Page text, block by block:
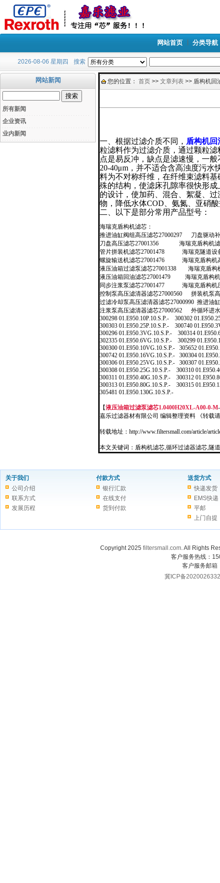
网站首页 分类导航
2026-08-06 星期四 搜索
网站新闻
所有新闻
企业资讯
业内新闻
您的位置： 首页 >> 文章列表 >> 盾构机回
一、根据过滤介质不同， 盾构机回
粒滤料作为过滤介质，通过颗粒
点是易反冲，缺点是滤速慢，一般
20-40μm ，并不适合含高浊度污
料为不对称纤维，在纤维束滤料
殊的结构，使滤床孔隙率很快形
的设计，使加药、混合、絮凝、
物，降低水体COD 、氨氮、亚硝
二、以下是部分常用产品型号：
海瑞克盾构机滤芯：
推进油缸阀组高压滤芯27000297
刀盘驱动
刀盘高压滤芯27001356
海瑞克盾构机
管片拼装机滤芯27001478
海瑞克隧道设
螺旋输送机滤芯27001476
海瑞克盾构机
液压油箱过滤泵滤芯27001338
海瑞克盾构
液压油箱回油滤芯27001479
海瑞克盾构
同步注浆泵滤芯27001477
海瑞克盾构机
控制泵高压滤清器滤芯27000560
拼装机泵
过滤冷却泵高压滤清器滤芯27000990 推进油
注浆泵高压滤清器滤芯27000562
外循环进
300298 01.E950.10P.10.S.P.-
300302
300303 01.E950.25P.10.S.P.-
300740
300296 01.E950.3VG.10.S.P.-
300314
302335 01.E950.6VG.10.S.P.-
300299
300300 01.E950.10VG.10.S.P.-
305652
300742 01.E950.16VG.10.S.P.-
300304
300306 01.E950.25VG.10.S.P.-
300307
300308 01.E950.25G.10.S.P.-
300310
300311 01.E950.40G.10.S.P.-
300312
300313 01.E950.80G.10.S.P.-
300315
305481 01.E950.130G.10.S.P.-
【液压油箱过滤泵滤芯1.0400H20XL-A00-0-M
嘉乐过滤器材有限公司 编辑整理资料 《转载
转载地址：http://www.filtersmall.com/article/
本文关键词：盾构机滤芯,循环过滤器滤芯,隧
关于我们
公司介绍
联系方式
发展历程
付款方式
银行汇款
在线支付
货到付款
送货方式
快递发货
EMS快递
平邮
上门自提
Copyright 2025 filtersmall.com. All Rights
客户服务热线：
客户服务邮箱
冀ICP备